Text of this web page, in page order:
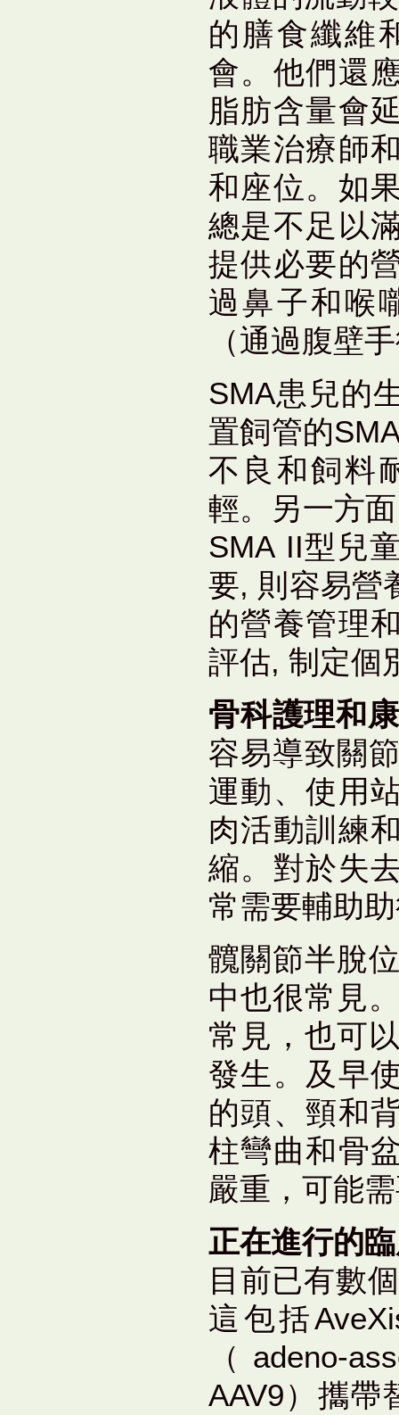
的膳食纖維
會。他們還
脂肪含量會
職業治療師
和座位。如
總是不足以
提供必要的
過鼻子和喉
（通過腹壁
SMA患兒的
置飼管的
不良和飼料
輕。另一方
SMA II型兒
要, 則容易營
的營養管理
評估, 制定個
骨科護理和
容易導致關
運動、使用
肉活動訓練
縮。對於失
常需要輔助
髖關節半脫
中也很常見
常見，也可
發生。及早
的頭、頸和
柱彎曲和骨
嚴重，可能
正在進行的
目前已有數
這包括
（adeno-
AAV9）攜帶